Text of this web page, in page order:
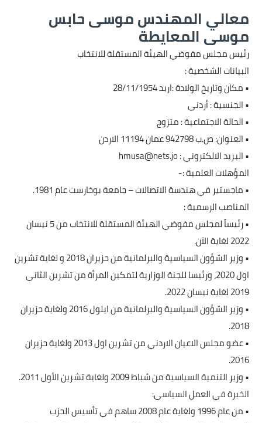
One
Accessibility
screen
press
This
shortcut
activates
screen
reader
help
navigate
interact
content.
معالي المهندس موسى حابس
موسى المعايطة
رئيس مجلس مفوضي الهيئة المستقلة للانتخاب
البيانات الشخصية :
• مكان وتاريخ الولادة :اربد 28/11/1954
• الجنسية : أردني
• الحالة الاجتماعية : متزوج
• العنوان: ص.ب 942798 عمان 11194 الاردن
• البريد الالكتروني : hmusa@nets.jo
المؤهلات العلمية :-
• ماجستير في هندسة الاتصالات – جامعة بوخارست عام 1981.
المناصب الرسمية :
• رئيساً لمجلس مفوضي الهيئة المستقلة للانتخاب من 5 نيسان
2022 لغاية الآن.
• وزير الشؤون السياسية والبرلمانية من حزيران 2018 و لغاية تشرين
اول 2020، ورئيسا للجنة الوزارية لتمكين المرأة من تشرين الثاني
2019 لغاية نيسان 2022.
• وزير الشؤون السياسية والبرلمانية من ايلول 2016 ولغاية حزيران
2018.
• عضو مجلس الاعيان الاردني من تشرين اول 2013 ولغاية حزيران
2016.
• وزير التنمية السياسية من شباط 2009 ولغاية تشرين الأول 2011.
الخبرة في العمل السياسي:
• من عام 1996 ولغاية عام 2008 ساهم في تأسيس الحزب